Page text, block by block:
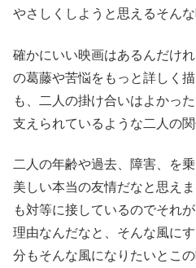
やさしくしようと思えるそんな
確かにいい映画はあるんだけ
の葛藤や苦悩をもっと詳しく
も、二人の掛け合いはよかっ
支えられているような二人の
二人の年齢や過去、障害、を
美しい本当の友情だなと思え
も対等に接しているのでそれ
理由なんだなと、そんな風に
分もそんな風になりたいとこ